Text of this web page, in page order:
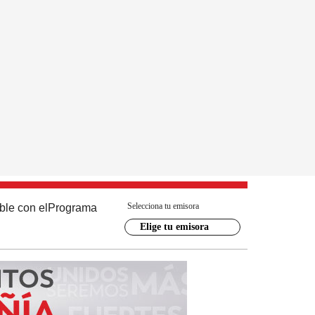
con el Programa Selecciona tu emisora
Elige tu emisora